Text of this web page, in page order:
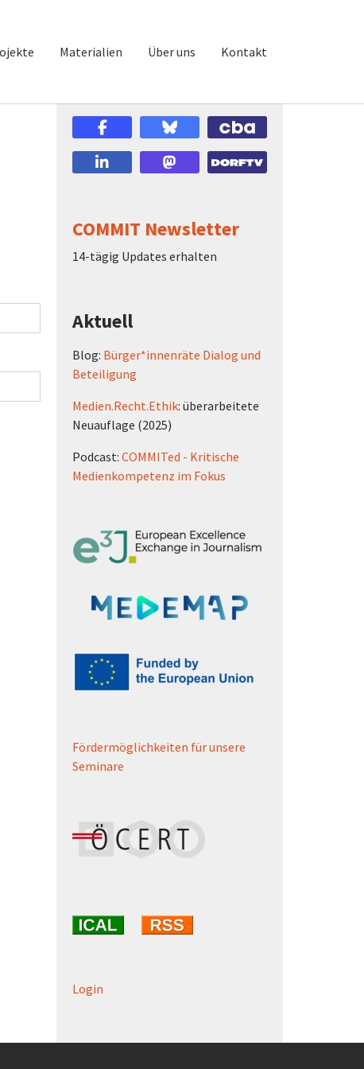
Materialien Über uns Kontakt
COMMIT Newsletter
14-tägig Updates erhalten
Aktuell
Blog: Bürger*innenräte Dialog und
Beteiligung
Medien.Recht.Ethik: überarbeitete
Neuauflage (2025)
Podcast: COMMITed - Kritische
Medienkompetenz im Fokus
Fördermöglichkeiten für unsere
Seminare
Login